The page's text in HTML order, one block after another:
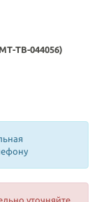
ТВ-044056)
уточняйте